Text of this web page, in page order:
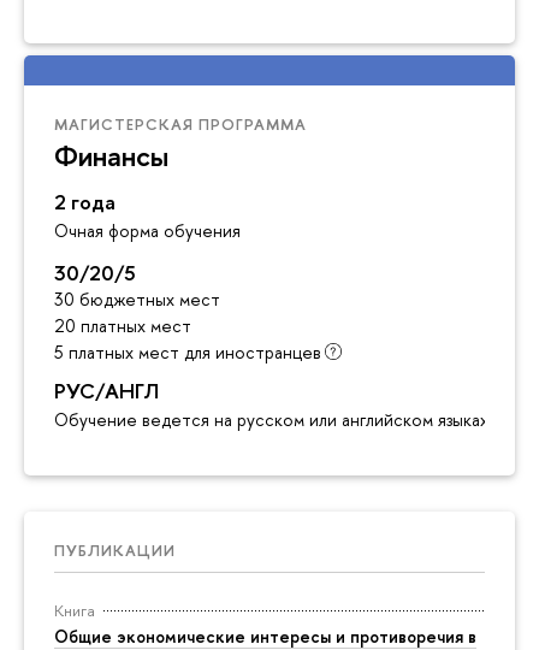
МАГИСТЕРСКАЯ ПРОГРАММА
Финансы
2 года
Очная форма обучения
30/20/5
30 бюджетных мест
20 платных мест
5 платных мест для иностранцев
РУС/АНГЛ
Обучение ведется на русском или английском языках
ПУБЛИКАЦИИ
Книга
Общие экономические интересы и противоречия в